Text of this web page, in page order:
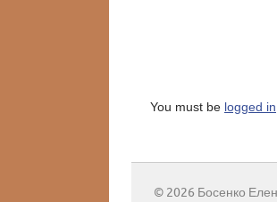
You must be logged in
© 2026 Босенко